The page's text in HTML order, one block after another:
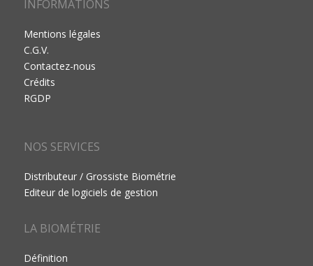
INFORMATIONS
Mentions légales
C.G.V.
Contactez-nous
Crédits
RGDP
NOS SERVICES
Distributeur / Grossiste Biométrie
Editeur de logiciels de gestion
LA BIOMÉTRIE
Définition